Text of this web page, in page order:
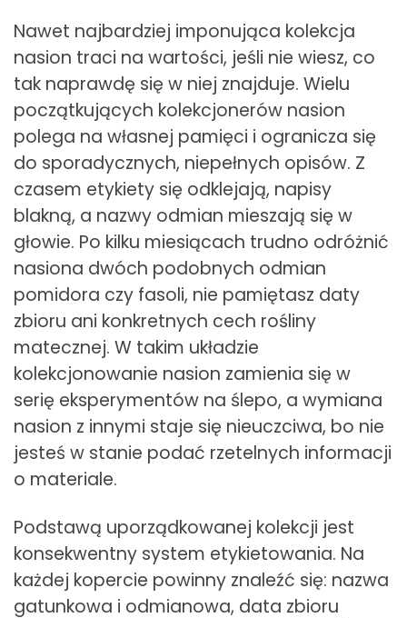
Nawet najbardziej imponująca kolekcja
nasion traci na wartości, jeśli nie wiesz, co
tak naprawdę się w niej znajduje. Wielu
początkujących kolekcjonerów nasion
polega na własnej pamięci i ogranicza się
do sporadycznych, niepełnych opisów. Z
czasem etykiety się odklejają, napisy
blakną, a nazwy odmian mieszają się w
głowie. Po kilku miesiącach trudno odróżnić
nasiona dwóch podobnych odmian
pomidora czy fasoli, nie pamiętasz daty
zbioru ani konkretnych cech rośliny
matecznej. W takim układzie
kolekcjonowanie nasion zamienia się w
serię eksperymentów na ślepo, a wymiana
nasion z innymi staje się nieuczciwa, bo nie
jesteś w stanie podać rzetelnych informacji
o materiale.
Podstawą uporządkowanej kolekcji jest
konsekwentny system etykietowania. Na
każdej kopercie powinny znaleźć się: nazwa
gatunkowa i odmianowa, data zbioru